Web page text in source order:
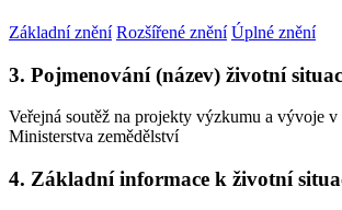
Základní znění Rozšířené znění Úplné znění
3. Pojmenování (název) životní
Veřejná soutěž na projekty výzkumu a vývoje v
Ministerstva zemědělství
4. Základní informace k životní